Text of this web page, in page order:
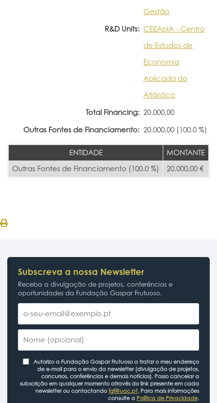
Gestão
R&D Units: CEEAplA - Centro
de Estudos de
Economia
Aplicada do
Atlântico
Total Financing: 20.000,00
Outras Fontes de Financiamento: 20.000,00 (100.0 %)
ENTIDADE
MONTANTE
Outras Fontes de Financiamento (100.0 %)
20.000,00 €
Subscreva a nossa Newsletter
Receba a divulgação de projetos, conferências e
oportunidades da Fundação Gaspar Frutuoso.
Autorizo a Fundação Gaspar Frutuoso a tratar o meu endereço
de e-mail para o envio da newsletter (divulgação de projetos,
concursos, conferências e demais notícias). Posso cancelar a
subscrição em qualquer momento através do link presente em cada
newsletter ou contactando fgf@uac.pt. Para mais informações
consulte a Política de Privacidade.